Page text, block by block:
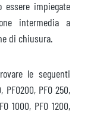
impiegate
intermedia a
di chiusura.
le seguenti
PFO 250,
1000, PFO 1200,